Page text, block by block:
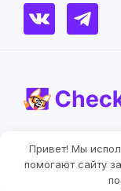
Пользовательское
Привет! Мы
помогают сайту